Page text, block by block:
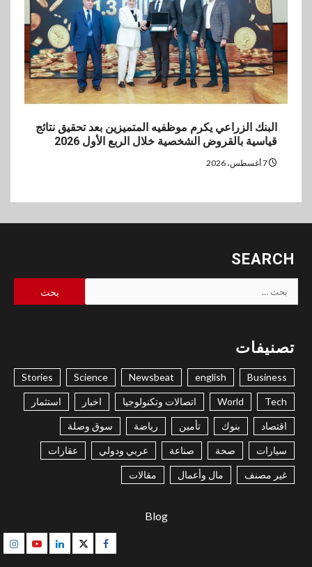
البنك الزراعي يكرم موظفيه المتميزين بعد تحقيق نتائج
قياسية بالقروض الشخصية خلال الربع الأول 2026
SEARCH
البحث
عن:
تصنيفات
Business
english
Newsbeat
Science
Stories
Tech
World اتصالات وتكنولوجيا اخبار استثمار
اقتصاد بنوك تأمين رياضة سوق وصلة
سيارات صحة صناعة عربي ودولي عقارات
غير مصنف مال وأعمال مقالات
Blog
Facebook
Twitter
Linkedin
Youtube